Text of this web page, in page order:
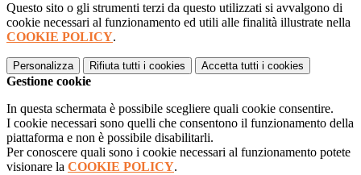
Questo sito o gli strumenti terzi da questo utilizzati si avvalgono di
cookie necessari al funzionamento ed utili alle finalità illustrate nella
COOKIE POLICY.
Personalizza Rifiuta tutti i cookies Accetta tutti i cookies
Gestione cookie
In questa schermata è possibile scegliere quali cookie consentire.
I cookie necessari sono quelli che consentono il funzionamento della
piattaforma e non è possibile disabilitarli.
Per conoscere quali sono i cookie necessari al funzionamento potete
visionare la COOKIE POLICY.